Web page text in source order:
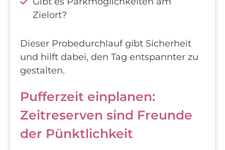
Zielort?
Dieser Probedurchlauf gibt Sicherheit
und hilft dabei, den Tag entspannter zu
gestalten.
Pufferzeit einplanen:
Zeitreserven sind Freunde
der Pünktlichkeit